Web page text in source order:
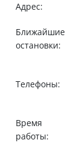
Адрес:
Ближайшие
остановки:
Телефоны:
Время
работы: